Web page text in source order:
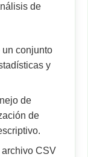
de
conjunto
y
de
de
CSV